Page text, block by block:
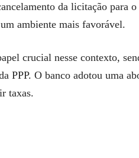
da licitação para
ambiente mais favorável.
crucial nesse contexto,
PPP. O banco adotou uma
taxas.